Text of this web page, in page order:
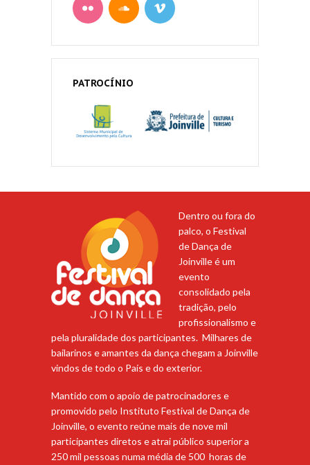
PATROCÍNIO
Dentro ou fora do
palco, o Festival
de Dança de
Joinville é um
evento
consolidado pela
tradição, pelo
profissionalismo e
pela pluralidade dos participantes. Milhares de
bailarinos e amantes da dança chegam a Joinville
vindos de todo o País e do exterior.
Mantido com o apoio de patrocinadores e
promovido pelo Instituto Festival de Dança de
Joinville, o evento reúne mais de nove mil
participantes diretos e atrai público superior a
250 mil pessoas numa média de 500 horas de